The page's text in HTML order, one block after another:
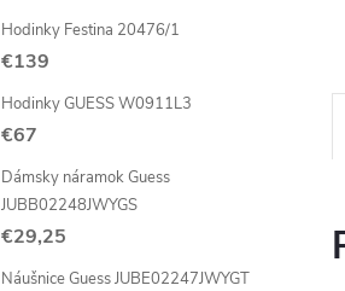
Hodinky Festina 20476/1
€139
Hodinky GUESS W0911L3
€67
Dámsky náramok Guess
JUBB02248JWYGS
€29,25
Náušnice Guess JUBE02247JWYGT